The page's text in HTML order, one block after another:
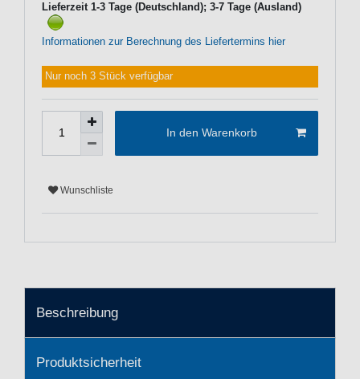
Lieferzeit 1-3 Tage (Deutschland); 3-7 Tage (Ausland)
Informationen zur Berechnung des Liefertermins hier
Nur noch 3 Stück verfügbar
In den Warenkorb
Wunschliste
Beschreibung
Produktsicherheit